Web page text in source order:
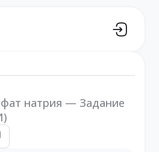
натрия — Задание